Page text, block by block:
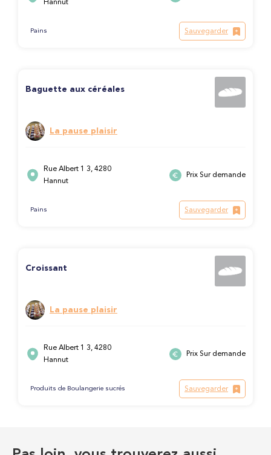
Hannut
Pains Sauvegarder
Baguette aux céréales
La pause plaisir
Rue Albert 1 3, 4280
Hannut
Prix Sur demande
Pains Sauvegarder
Croissant
La pause plaisir
Rue Albert 1 3, 4280
Hannut
Prix Sur demande
Produits de Boulangerie sucrés Sauvegarder